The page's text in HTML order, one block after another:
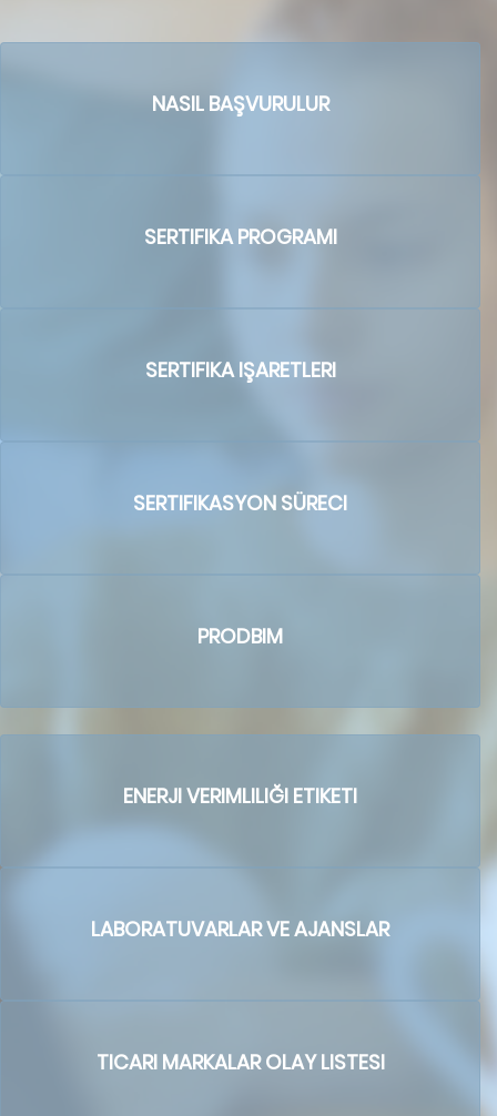
NASIL BAŞVURULUR
SERTIFIKA PROGRAMI
SERTIFIKA IŞARETLERI
SERTIFIKASYON SÜRECI
PRODBIM
ENERJI VERIMLILIĞI ETIKETI
LABORATUVARLAR VE AJANSLAR
TICARI MARKALAR OLAY LISTESI